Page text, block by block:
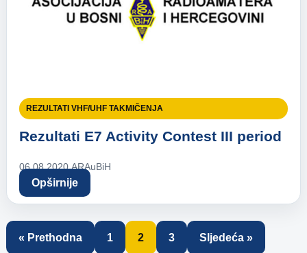
REZULTATI VHF/UHF TAKMIČENJA
Rezultati E7 Activity Contest III period
06.08.2020.ARAuBiH
Opširnije
« Prethodna 1 2 3 Sljedeća »